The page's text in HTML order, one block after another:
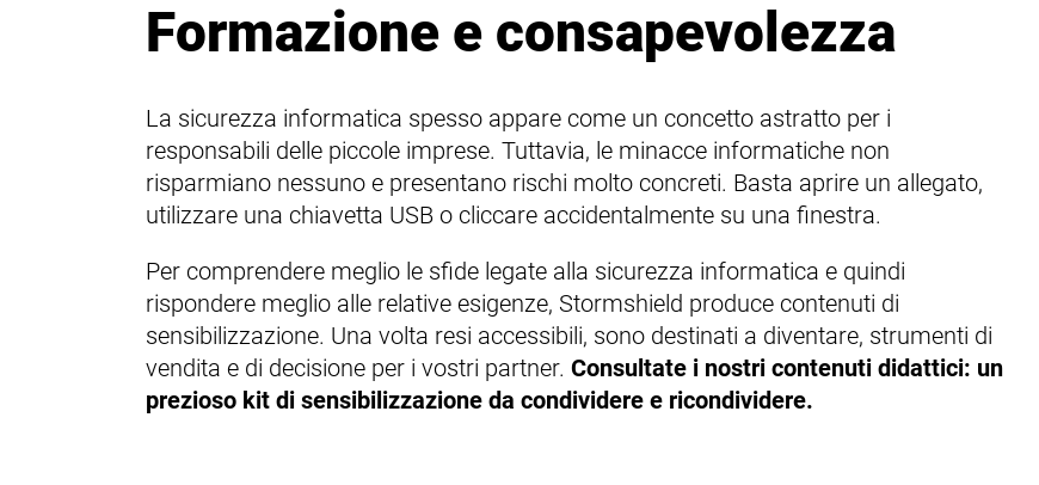
Formazione e consapevolezza
La sicurezza informatica spesso appare come un concetto astratto per i
responsabili delle piccole imprese. Tuttavia, le minacce informatiche non
risparmiano nessuno e presentano rischi molto concreti. Basta aprire un allegato,
utilizzare una chiavetta USB o cliccare accidentalmente su una finestra.
Per comprendere meglio le sfide legate alla sicurezza informatica e quindi
rispondere meglio alle relative esigenze, Stormshield produce contenuti di
sensibilizzazione. Una volta resi accessibili, sono destinati a diventare, strumenti di
vendita e di decisione per i vostri partner. Consultate i nostri contenuti didattici: un
prezioso kit di sensibilizzazione da condividere e ricondividere.